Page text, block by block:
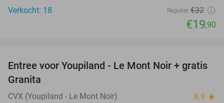
Verkocht: 18
Regulier €32
€19,90
47%
Entree voor Youpiland - Le Mont Noir + gratis
Granita
CVX (Youpiland - Le Mont Noir) 8.9 star